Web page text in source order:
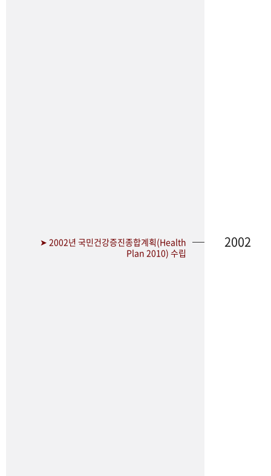
➤ 2002년 국민건강증진종합계획(Health
Plan 2010) 수립
2002